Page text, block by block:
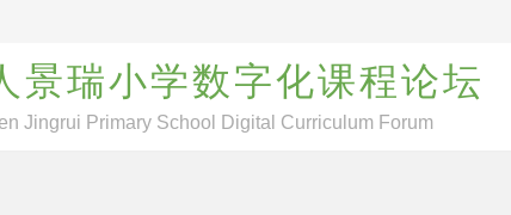
景瑞小学数字化课程论坛
Jingrui Primary School Digital Curriculum Forum